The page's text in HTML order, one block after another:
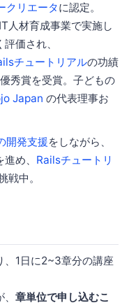
クリエータに認定。
人材育成事業で実施し
評価され、
チュートリアルの功績
秀賞を受賞。子どもの
Japan の代表理事お
開発支援をしながら、
め、 Railsチュートリ
戦中。
、1日に2~3章分の講座
章単位で申し込むこ